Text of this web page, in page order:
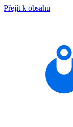
Přejít k obsahu